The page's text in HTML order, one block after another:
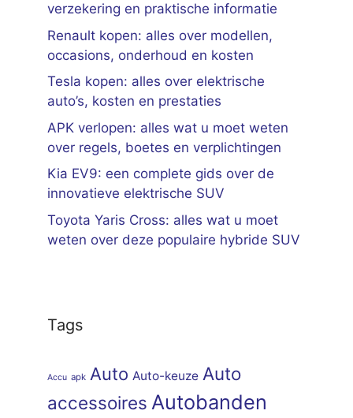
verzekering en praktische informatie
Renault kopen: alles over modellen,
occasions, onderhoud en kosten
Tesla kopen: alles over elektrische
auto’s, kosten en prestaties
APK verlopen: alles wat u moet weten
over regels, boetes en verplichtingen
Kia EV9: een complete gids over de
innovatieve elektrische SUV
Toyota Yaris Cross: alles wat u moet
weten over deze populaire hybride SUV
Tags
Accu apk Auto Auto-keuze Auto
accessoires Autobanden